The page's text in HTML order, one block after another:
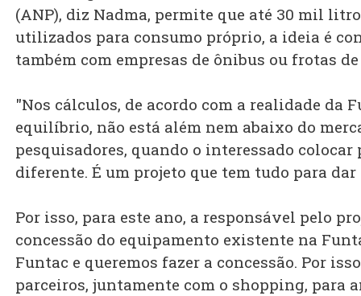
(ANP), diz Nadma, permite que até 30 mil
utilizados para consumo próprio, a ideia é
também com empresas de ônibus ou frotas
"Nos cálculos, de acordo com a realidade da
equilíbrio, não está além nem abaixo do
pesquisadores, quando o interessado
diferente. É um projeto que tem tudo para dar
Por isso, para este ano, a responsável pelo
concessão do equipamento existente na
Funtac e queremos fazer a concessão. Por
parceiros, juntamente com o shopping, para